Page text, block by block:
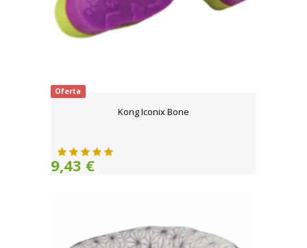
Oferta
Kong Iconix Bone
9,43 €